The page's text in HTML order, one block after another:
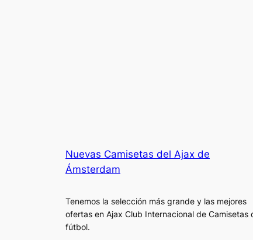
Nuevas Camisetas del Ajax de
Ámsterdam
Tenemos la selección más grande y las mejores
ofertas en Ajax Club Internacional de Camisetas
fútbol.